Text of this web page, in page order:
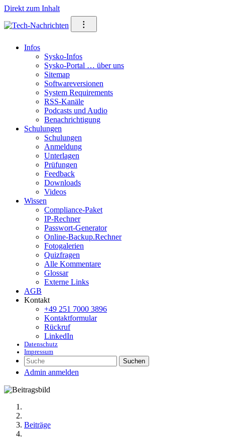
Direkt zum Inhalt
⁝
Infos
Sysko-Infos
Sysko-Portal … über uns
Sitemap
Softwareversionen
System Requirements
RSS-Kanäle
Podcasts und Audio
Benachrichtigung
Schulungen
Schulungen
Anmeldung
Unterlagen
Prüfungen
Feedback
Downloads
Videos
Wissen
Compliance-Paket
IP-Rechner
Passwort-Generator
Online-Backup.Rechner
Fotogalerien
Quizfragen
Alle Kommentare
Glossar
Externe Links
AGB
Kontakt
+49 251 7000 3896
Kontaktformular
Rückruf
LinkedIn
Datenschutz
Impressum
Suchen
Admin anmelden
Beiträge